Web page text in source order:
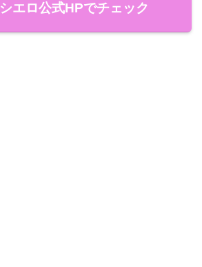
エロ公式HPでチェック